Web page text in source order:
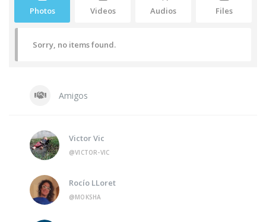
Photos Videos Audios Files
Sorry, no items found.
Amigos
Victor Vic
@VICTOR-VIC
Rocío LLoret
@MOKSHA